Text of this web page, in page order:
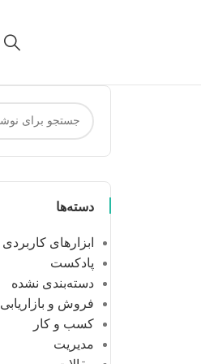
دسته‌ها
ابزارهای کاربردی
پادکست
دسته‌بندی نشده
فروش و بازاریابی
کسب و کار
مدیریت